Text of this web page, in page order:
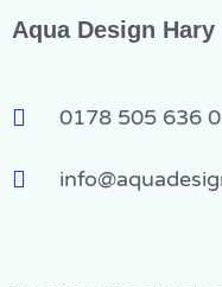
Aqua Design Hary
0178 505 636 0